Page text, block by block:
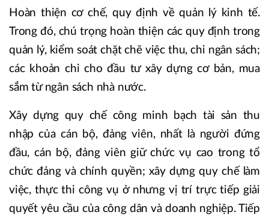
Hoàn thiện cơ chế, quy định về quản lý kinh tế.
Trong đó, chú trọng hoàn thiện các quy định trong
quản lý, kiểm soát chặt chẽ việc thu, chi ngân sách;
các khoản chi cho đầu tư xây dựng cơ bản, mua
sắm từ ngân sách nhà nước.
Xây dựng quy chế công minh bạch tài sản thu
nhập của cán bộ, đảng viên, nhất là người đứng
đầu, cán bộ, đảng viên giữ chức vụ cao trong tổ
chức đảng và chính quyền; xây dựng quy chế làm
việc, thực thi công vụ ở nhưng vị trí trực tiếp giải
quyết yêu cầu của công dân và doanh nghiệp. Tiếp